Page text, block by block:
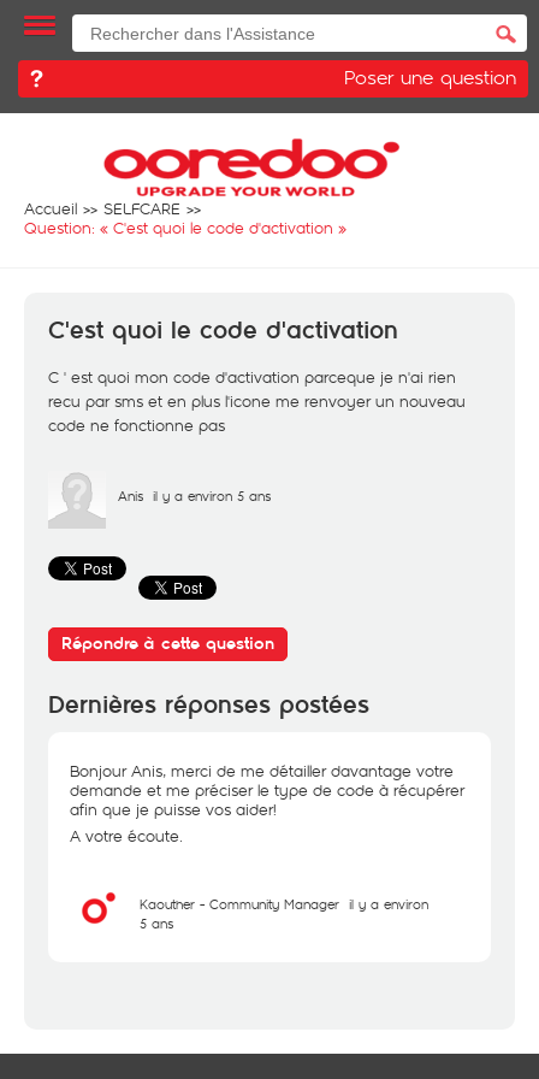
Poser une question
Accueil
SELFCARE
Question: « C'est quoi le code d'activation »
C'est quoi le code d'activation
C ' est quoi mon code d'activation parceque je n'ai rien
recu par sms et en plus l'icone me renvoyer un nouveau
code ne fonctionne pas
Anis il y a environ 5 ans
Répondre à cette question
Dernières réponses postées
Bonjour Anis, merci de me détailler davantage votre
demande et me préciser le type de code à récupérer
afin que je puisse vos aider!
A votre écoute.
Kaouther - Community Manager il y a environ
5 ans